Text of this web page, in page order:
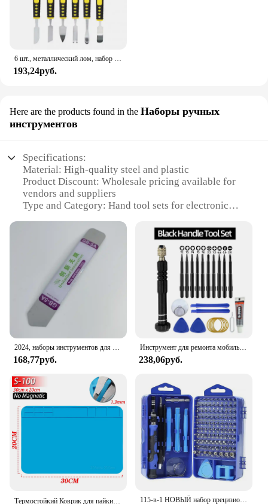
6 шт., металлический лом, набор инструментов для ремонта открытия, для мобильного телефона, ноутбука, две головки, металлический лопатка, наборы домашних ручных инструментов
193,24руб.
Here are the products found in the Наборы ручных
инструментов
Specifications:
Material: High-quality steel and plastic
Product Discount: Wholesale pricing available for
vendors and suppliers
Type and Category: Hand tool sets for electronic
Design and Style: Ergonomic and user-friendly
Usage and Purpose: Ideal for repairing mobile
Typical Adaptive Scenario: Suitable for both
professional technicians and DIY enthusiasts
Shape or Size or Weight or Quantity:
Comprehensive set with various sizes and shapes of
tools
Features:
**Unmatched Quality and Versatility**
this mobile phone repair tool set is designed to
withstand the rigors of frequent use. The ergonomic
design ensures a comfortable grip, reducing hand
fatigue during prolonged use. The set includes a
variety of tools, each tailored for specific repair
tasks, making it an indispensable addition to any
technician's toolkit or DIY enthusiast's collection.
**Reliable Performance and Ease of Use**
2024, наборы инструментов для ремонта мобильных телефонов, металлические лопатки, ремонт открытия для IPhone, Samsung, смартфона, ноутбука, планшета, ручные инструменты
168,77руб.
Инструмент для ремонта мобильных телефонов, отвертка, разборка аккумулятора планшета, открытие экрана, очистка от пыли, набор разборки, маленький Пентагон
238,06руб.
Термостойкий Коврик для пайки 932 ℉ ESD, рабочие инструменты, набор для ремонта компьютера и телефона, рабочий коврик для ремонта, термостойкая платформа для обслуживания 115-в-1 НОВЫЙ набор прецизионных отверток, многофункциональный профессиональный инструмент для ремонта с магнитом, подходит для различных ремонтов